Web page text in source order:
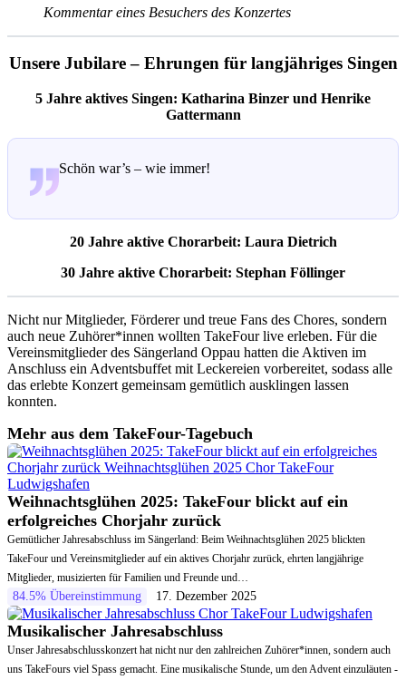
Kommentar eines Besuchers des Konzertes
Unsere Jubilare – Ehrungen für langjähriges Singen
5 Jahre aktives Singen: Katharina Binzer und Henrike
Gattermann
Schön war’s – wie immer!
20 Jahre aktive Chorarbeit: Laura Dietrich
30 Jahre aktive Chorarbeit: Stephan Föllinger
Nicht nur Mitglieder, Förderer und treue Fans des Chores, sondern
auch neue Zuhörer*innen wollten TakeFour live erleben. Für die
Vereinsmitglieder des Sängerland Oppau hatten die Aktiven im
Anschluss ein Adventsbuffet mit Leckereien vorbereitet, sodass alle
das erlebte Konzert gemeinsam gemütlich ausklingen lassen
konnten.
Mehr aus dem TakeFour-Tagebuch
Weihnachtsglühen 2025: TakeFour blickt auf ein
erfolgreiches Chorjahr zurück
Gemütlicher Jahresabschluss im Sängerland: Beim Weihnachtsglühen 2025 blickten
TakeFour und Vereinsmitglieder auf ein aktives Chorjahr zurück, ehrten langjährige
Mitglieder, musizierten für Familien und Freunde und…
84.5% Übereinstimmung 17. Dezember 2025
Musikalischer Jahresabschluss
Unser Jahresabschlusskonzert hat nicht nur den zahlreichen Zuhörer*innen, sondern auch
uns TakeFours viel Spass gemacht. Eine musikalische Stunde, um den Advent einzuläuten -